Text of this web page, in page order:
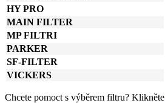
HY PRO
MAIN FILTER
MP FILTRI
PARKER
SF-FILTER
VICKERS
Chcete pomoct s výběrem filtru? Klikněte